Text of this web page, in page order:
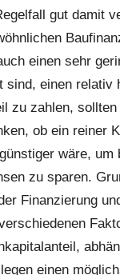
gut damit
einen sehr
sind, einen relativ
zu zahlen,
ob ein reiner
wäre, um
zu sparen.
Finanzierung
einen